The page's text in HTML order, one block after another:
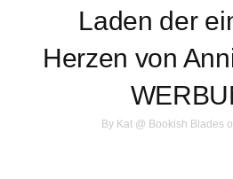
Laden der
Herzen von
By Kat @ Bookish Blades